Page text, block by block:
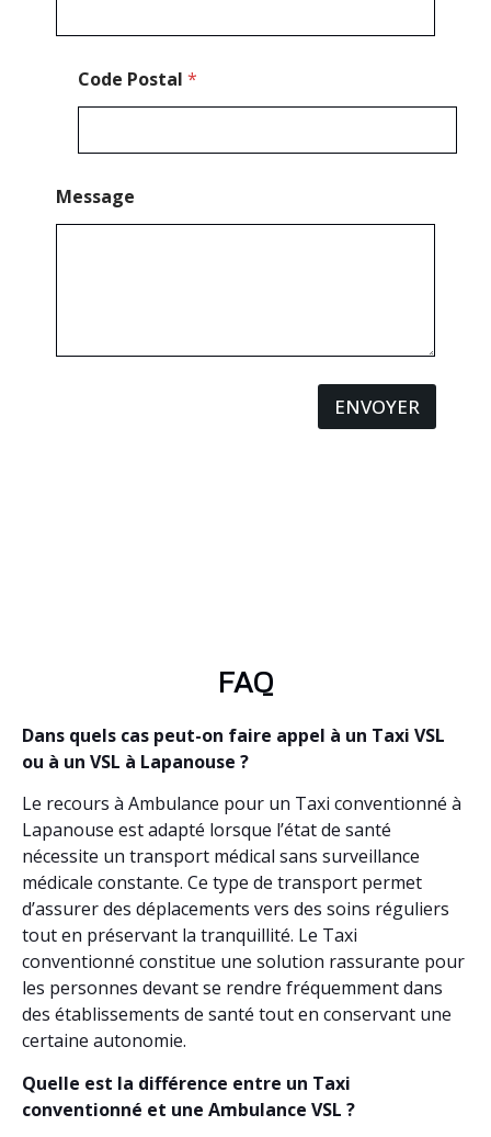
Code Postal *
Message
ENVOYER
FAQ
Dans quels cas peut-on faire appel à un Taxi VSL
ou à un VSL à Lapanouse ?
Le recours à Ambulance pour un Taxi conventionné à
Lapanouse est adapté lorsque l’état de santé
nécessite un transport médical sans surveillance
médicale constante. Ce type de transport permet
d’assurer des déplacements vers des soins réguliers
tout en préservant la tranquillité. Le Taxi
conventionné constitue une solution rassurante pour
les personnes devant se rendre fréquemment dans
des établissements de santé tout en conservant une
certaine autonomie.
Quelle est la différence entre un Taxi
conventionné et une Ambulance VSL ?